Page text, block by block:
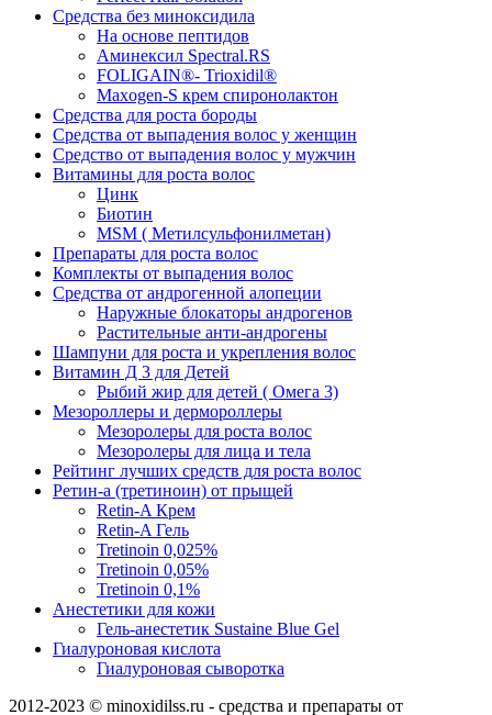
Средства без миноксидила
На основе пептидов
Аминексил Spectral.RS
FOLIGAIN®- Trioxidil®
Maxogen-S крем спиронолактон
Средства для роста бороды
Средства от выпадения волос у женщин
Средство от выпадения волос у мужчин
Витамины для роста волос
Цинк
Биотин
MSM ( Метилсульфонилметан)
Препараты для роста волос
Комплекты от выпадения волос
Средства от андрогенной алопеции
Наружные блокаторы андрогенов
Растительные анти-андрогены
Шампуни для роста и укрепления волос
Витамин Д 3 для Детей
Рыбий жир для детей ( Омега 3)
Мезороллеры и дермороллеры
Мезоролеры для роста волос
Мезоролеры для лица и тела
Рейтинг лучших средств для роста волос
Ретин-а (третиноин) от прыщей
Retin-A Крем
Retin-A Гель
Tretinoin 0,025%
Tretinoin 0,05%
Tretinoin 0,1%
Анестетики для кожи
Гель-анестетик Sustaine Blue Gel
Гиалуроновая кислота
Гиалуроновая сыворотка
2012-2023 © minoxidilss.ru - средства и препараты от